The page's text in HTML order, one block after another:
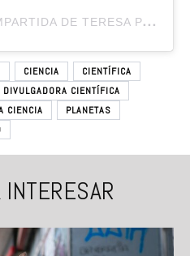
U
NA PUBLICACIÓN COMPARTIDA DE TERESA PANEQUE (@TEREPANEQUE)
CIENCIA
CIENTÍFICA
DIVULGADORA CIENTÍFICA
CIENCIA
PLANETAS